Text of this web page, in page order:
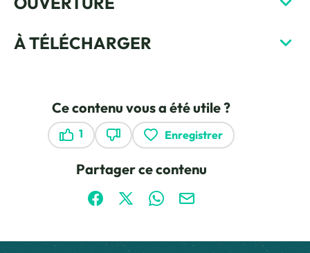
À TÉLÉCHARGER
Ce contenu vous a été utile ?
1
Enregistrer
Partager ce contenu
Partager sur Facebook (nouvelle fenêtre)
Partager sur X / Twitter (nouvelle
Partager sur WhatsApp
Partager par mail